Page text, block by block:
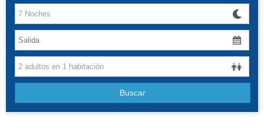
TOP 2026
Canarias
Baleares
Grandes Viajes
Hoteles
Buscar